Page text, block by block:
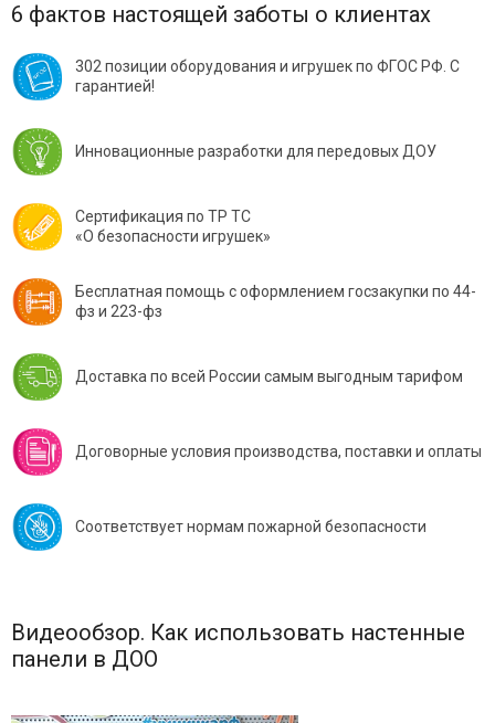
6 фактов настоящей заботы о клиентах
302 позиции оборудования и игрушек по ФГОС РФ. С
гарантией!
Инновационные разработки для передовых ДОУ
Сертификация по ТР ТС
«О безопасности игрушек»
Бесплатная помощь с оформлением госзакупки по 44-
фз и 223-фз
Доставка по всей России самым выгодным тарифом
Договорные условия производства, поставки и оплаты
Соответствует нормам пожарной безопасности
Видеообзор. Как использовать настенные
панели в ДОО